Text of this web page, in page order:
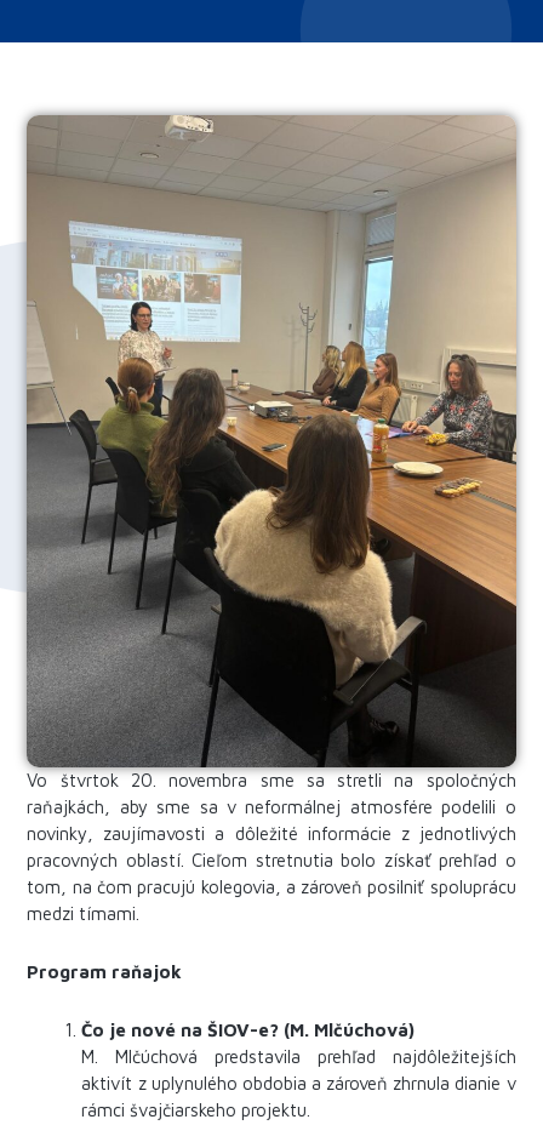
Vo štvrtok 20. novembra sme sa stretli na spoločných
raňajkách, aby sme sa v neformálnej atmosfére podelili o
novinky, zaujímavosti a dôležité informácie z jednotlivých
pracovných oblastí. Cieľom stretnutia bolo získať prehľad o
tom, na čom pracujú kolegovia, a zároveň posilniť spoluprácu
medzi tímami.
Program raňajok
Čo je nové na ŠIOV-e? (M. Mlčúchová)
M. Mlčúchová predstavila prehľad najdôležitejších
aktivít z uplynulého obdobia a zároveň zhrnula dianie v
rámci švajčiarskeho projektu.